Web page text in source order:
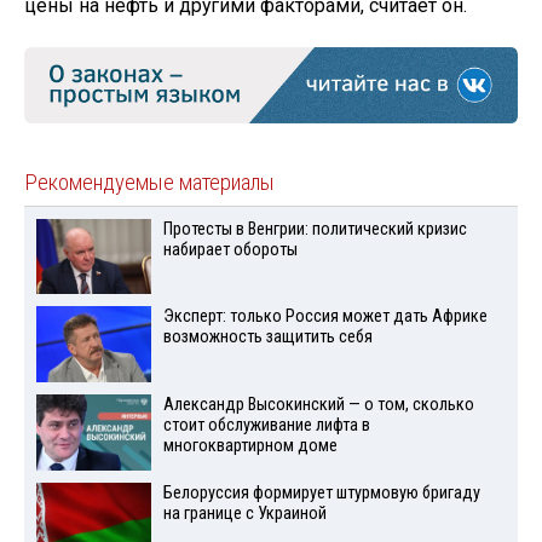
цены на нефть и другими факторами, считает он.
Рекомендуемые материалы
Протесты в Венгрии: политический кризис
набирает обороты
Эксперт: только Россия может дать Африке
возможность защитить себя
Александр Высокинский — о том, сколько
стоит обслуживание лифта в
многоквартирном доме
Белоруссия формирует штурмовую бригаду
на границе с Украиной